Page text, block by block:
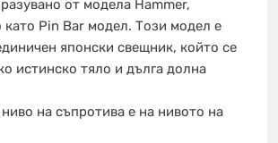
от модела Hammer,
като Pin Bar модел. Този модел е
японски свещник, който се
истинско тяло и дълга долна
на съпротива е на нивото на